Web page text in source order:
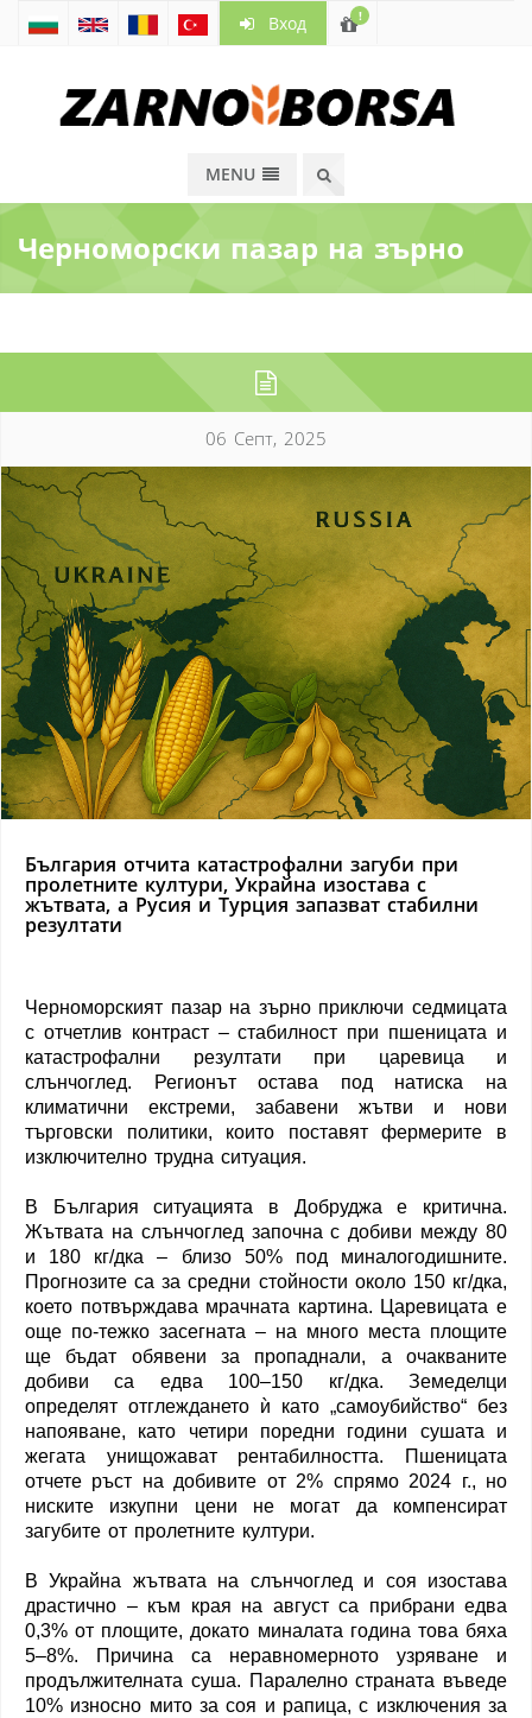
Вход !
MENU
Черноморски пазар на зърно
06 Септ, 2025
България отчита катастрофални загуби при
пролетните култури, Украйна изостава с
жътвата, а Русия и Турция запазват стабилни
резултати
Черноморският пазар на зърно приключи седмицата
с отчетлив контраст – стабилност при пшеницата и
катастрофални резултати при царевица и
слънчоглед. Регионът остава под натиска на
климатични екстреми, забавени жътви и нови
търговски политики, които поставят фермерите в
изключително трудна ситуация.
В България ситуацията в Добруджа е критична.
Жътвата на слънчоглед започна с добиви между 80
и 180 кг/дка – близо 50% под миналогодишните.
Прогнозите са за средни стойности около 150 кг/дка,
което потвърждава мрачната картина. Царевицата е
още по-тежко засегната – на много места площите
ще бъдат обявени за пропаднали, а очакваните
добиви са едва 100–150 кг/дка. Земеделци
определят отглеждането ѝ като „самоубийство“ без
напояване, като четири поредни години сушата и
жегата унищожават рентабилността. Пшеницата
отчете ръст на добивите от 2% спрямо 2024 г., но
ниските изкупни цени не могат да компенсират
загубите от пролетните култури.
В Украйна жътвата на слънчоглед и соя изостава
драстично – към края на август са прибрани едва
0,3% от площите, докато миналата година това бяха
5–8%. Причина са неравномерното узряване и
продължителната суша. Паралелно страната въведе
10% износно мито за соя и рапица, с изключения за